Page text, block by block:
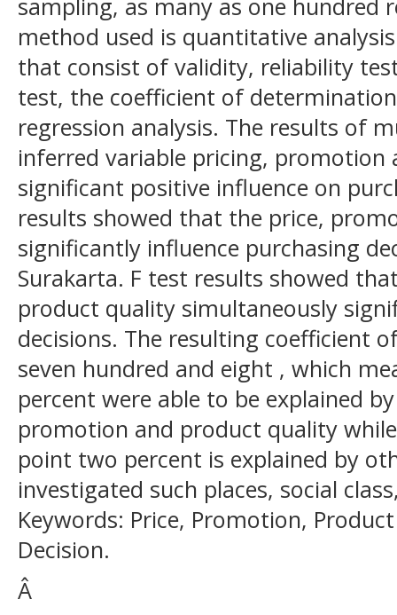
method used is quantitative
that consist of validity, reliability
test, the coefficient of
regression analysis. The results of
inferred variable pricing,
significant positive influence on
results showed that the price,
significantly influence purchasing
Surakarta. F test results showed
product quality simultaneously
decisions. The resulting coefficient
seven hundred and eight , which
percent were able to be explained
promotion and product quality
point two percent is explained by
investigated such places, social
Keywords: Price, Promotion,
Decision.
Â